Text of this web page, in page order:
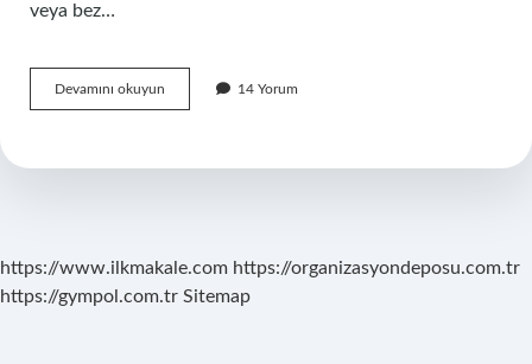
veya bez…
Devamını okuyun Horonda
kullanılan
nedir
14 Yorum
https://www.ilkmakale.com https://organizasyondeposu.com.tr
https://gympol.com.tr Sitemap